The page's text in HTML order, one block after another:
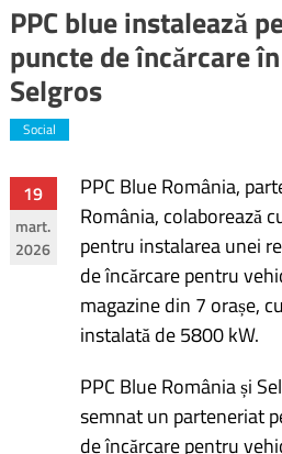
PPC blue instalează
puncte de încărcare
Selgros
Social
19
mart.
2026
PPC Blue România,
România, colaborează
pentru instalarea unei
de încărcare pentru
magazine din 7 orașe,
instalată de 5800 kW.
PPC Blue România și
semnat un parteneriat
de încărcare pentru
Navigare
în
articole